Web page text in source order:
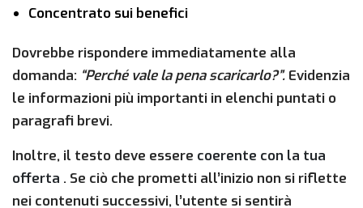
Concentrato sui benefici
Dovrebbe rispondere immediatamente alla
domanda: “Perché vale la pena scaricarlo?”. Evidenzia
le informazioni più importanti in elenchi puntati o
paragrafi brevi.
Inoltre, il testo deve essere coerente con la tua
offerta . Se ciò che prometti all’inizio non si riflette
nei contenuti successivi, l’utente si sentirà